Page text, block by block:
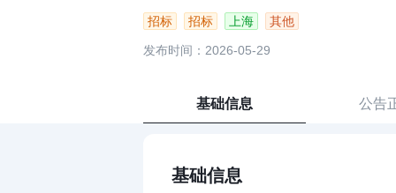
招标 招标 上海 其他
发布时间：2026-05-29
基础信息 公告
基础信息